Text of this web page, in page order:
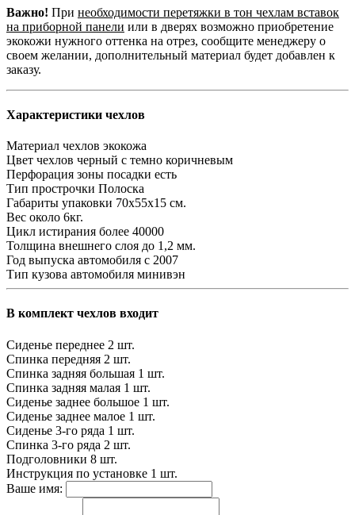
Важно! При необходимости перетяжки в тон чехлам вставок
на приборной панели или в дверях возможно приобретение
экокожи нужного оттенка на отрез, сообщите менеджеру о
своем желании, дополнительный материал будет добавлен к
заказу.
Характеристики чехлов
Материал чехлов экокожа
Цвет чехлов черный с темно коричневым
Перфорация зоны посадки есть
Тип прострочки Полоска
Габариты упаковки 70х55х15 см.
Вес около 6кг.
Цикл истирания более 40000
Толщина внешнего слоя до 1,2 мм.
Год выпуска автомобиля с 2007
Тип кузова автомобиля минивэн
В комплект чехлов входит
Сиденье переднее 2 шт.
Спинка передняя 2 шт.
Спинка задняя большая 1 шт.
Спинка задняя малая 1 шт.
Сиденье заднее большое 1 шт.
Сиденье заднее малое 1 шт.
Сиденье 3-го ряда 1 шт.
Спинка 3-го ряда 2 шт.
Подголовники 8 шт.
Инструкция по установке 1 шт.
Ваше имя: